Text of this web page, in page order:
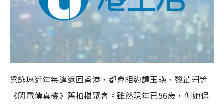
梁詠琳近年每逢返回香港，都會相約譚玉瑛、黎芷珊等
《閃電傳真機》舊拍檔聚會。雖然現年已56歲，但她保